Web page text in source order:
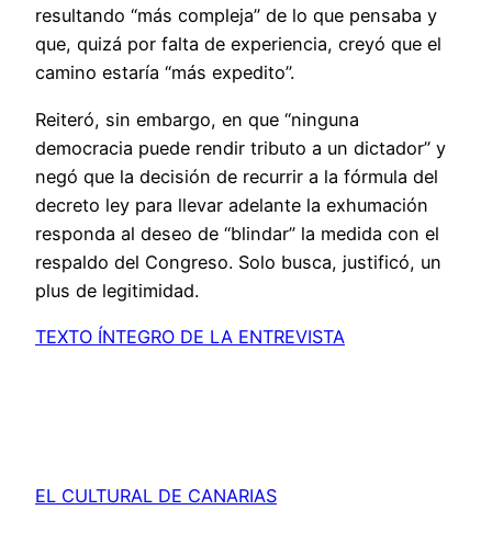
resultando “más compleja” de lo que pensaba y
que, quizá por falta de experiencia, creyó que el
camino estaría “más expedito”.
Reiteró, sin embargo, en que “ninguna
democracia puede rendir tributo a un dictador” y
negó que la decisión de recurrir a la fórmula del
decreto ley para llevar adelante la exhumación
responda al deseo de “blindar” la medida con el
respaldo del Congreso. Solo busca, justificó, un
plus de legitimidad.
TEXTO ÍNTEGRO DE LA ENTREVISTA
EL CULTURAL DE CANARIAS